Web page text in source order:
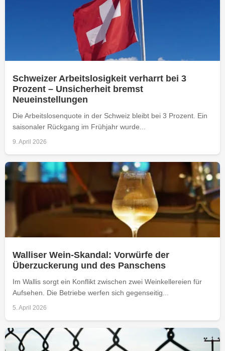
Schweizer Arbeitslosigkeit verharrt bei 3
Prozent – Unsicherheit bremst
Neueinstellungen
Die Arbeitslosenquote in der Schweiz bleibt bei 3 Prozent. Ein
saisonaler Rückgang im Frühjahr wurde...
9. April 2026
Walliser Wein-Skandal: Vorwürfe der
Überzuckerung und des Panschens
Im Wallis sorgt ein Konflikt zwischen zwei Weinkellereien für
Aufsehen. Die Betriebe werfen sich gegenseitig...
5. April 2026